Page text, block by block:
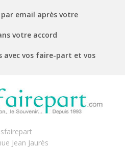
email après votre
votre accord
avec vos faire-part et vos
Jean Jaurès